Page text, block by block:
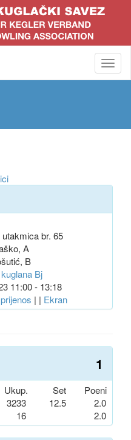
br. 65
A
B
Bj
11:00 - 13:18
| | Ekran
1
Ukup. Set
Poeni
3233
16
12.5
2.0
2.0